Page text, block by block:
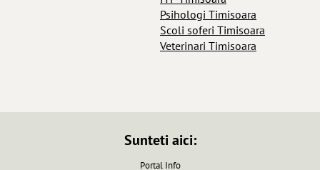
Psihologi Timisoara
Scoli soferi Timisoara
Veterinari Timisoara
Sunteti aici:
Portal Info